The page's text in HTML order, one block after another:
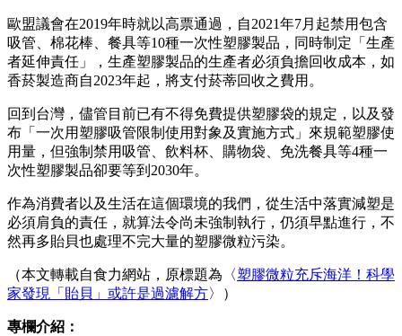
歐盟議會在2019年時就以高票通過，自2021年7月起禁用包含
吸管、棉花棒、餐具等10種一次性塑膠製品，同時制定「生產
者延伸責任」，生產塑膠製品的生產者必須負擔回收成本，如
香菸製造商自2023年起，將支付菸蒂回收之費用。
回到台灣，儘管目前已有不得免費提供塑膠袋的規定，以及發
布「一次用塑膠吸管限制使用對象及實施方式」來規範塑膠使
用量，但強制禁用吸管、飲料杯、購物袋、免洗餐具等4種一
次性塑膠製品卻要等到2030年。
作為消費者以及生活在這個環境的我們，從生活中落實減塑是
必須肩負的責任，就算法令尚未強制執行，仍須早點進行，不
然再多貽貝也處理不完大量的塑膠微粒污染。
（本文轉載自食力網站，原標題為〈塑膠微粒充斥海洋！科學
家發現「貽貝」或許是過濾解方〉）
專欄介紹：